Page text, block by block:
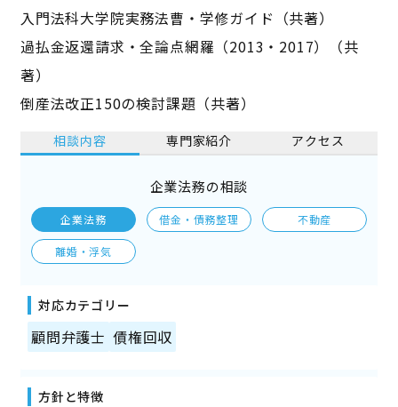
入門法科大学院実務法曹・学修ガイド（共著）
過払金返還請求・全論点網羅（2013・2017）（共
著）
倒産法改正150の検討課題（共著）
相談内容 専門家紹介 アクセス
企業法務の相談
企業法務 借金・債務整理 不動産
離婚・浮気
対応カテゴリー
顧問弁護士 債権回収
方針と特徴